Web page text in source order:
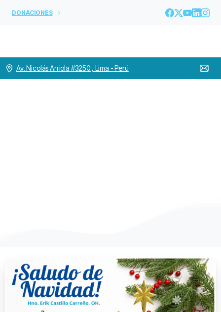
DONACIONES
Av. Nicolás Arriola #3250 , Lima - Perú